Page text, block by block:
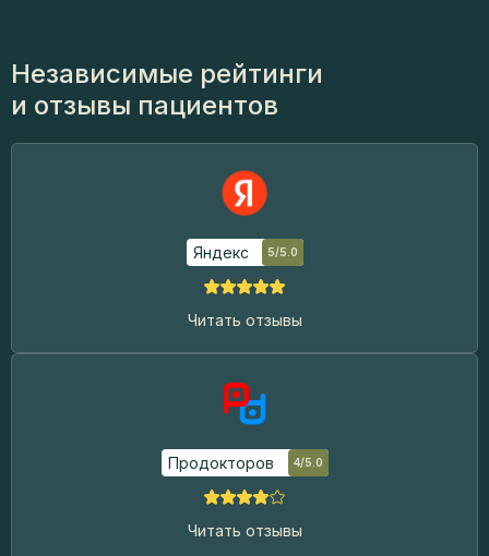
Независимые рейтинги
и отзывы пациентов
Яндекс 5/5.0
Читать отзывы
Продокторов 4/5.0
Читать отзывы